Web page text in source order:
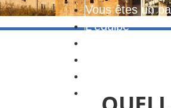
Vous êtes un
L'équipe